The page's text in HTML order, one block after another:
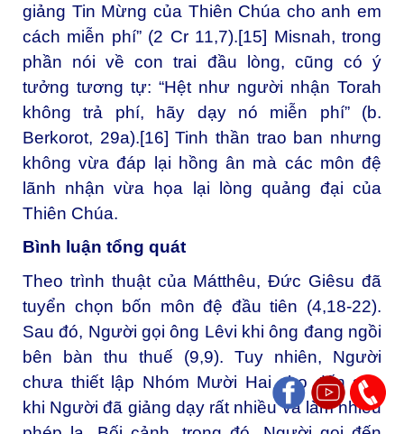
giảng Tin Mừng của Thiên Chúa cho anh em
cách miễn phí” (2 Cr 11,7).[15] Misnah, trong
phần nói về con trai đầu lòng, cũng có ý
tưởng tương tự: “Hệt như người nhận Torah
không trả phí, hãy dạy nó miễn phí” (b.
Berkorot, 29a).[16] Tinh thần trao ban nhưng
không vừa đáp lại hồng ân mà các môn đệ
lãnh nhận vừa họa lại lòng quảng đại của
Thiên Chúa.
Bình luận tổng quát
Theo trình thuật của Mátthêu, Đức Giêsu đã
tuyển chọn bốn môn đệ đầu tiên (4,18-22).
Sau đó, Người gọi ông Lêvi khi ông đang ngồi
bên bàn thu thuế (9,9). Tuy nhiên, Người
chưa thiết lập Nhóm Mười Hai cho đến sau
khi Người đã giảng dạy rất nhiều và làm nhiều